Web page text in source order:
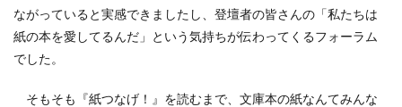
ながっていると実感できましたし、登壇者の皆さんの「私たちは
紙の本を愛してるんだ」という気持ちが伝わってくるフォーラム
でした。
そもそも『紙つなげ！』を読むまで、文庫本の紙なんてみんな
エリザベス女王
エンパワーメントかながわ
エンパワメントかながわ
オーガニック
オウンドメディア
おおぐち工房
おひさまひろば